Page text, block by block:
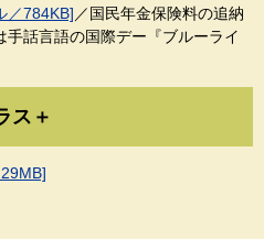
／784KB] ／国民年金保険料の追納
話言語の国際デー『ブルーライ
ス＋